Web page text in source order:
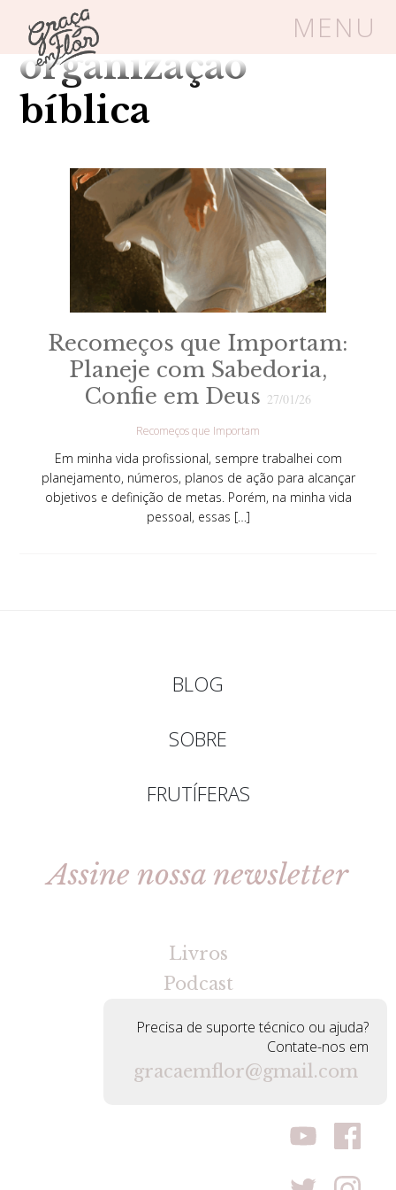
MENU
Um espaço seguro onde mulheres
cristãs podem florescer em Cristo
Livros Carrinho Login
BLOG
SOBRE
FRUTÍFERAS
Tag Arquivos:
organização
bíblica
Recomeços que Importam:
Planeje com Sabedoria,
Confie em Deus 27/01/26
Recomeços que Importam
Em minha vida profissional, sempre trabalhei com
planejamento, números, planos de ação para alcançar
objetivos e definição de metas. Porém, na minha vida
pessoal, essas […]
BLOG
SOBRE
FRUTÍFERAS
Assine nossa newsletter
Livros
Podcast
Precisa de suporte técnico ou ajuda?
Contate-nos em
gracaemflor@gmail.com